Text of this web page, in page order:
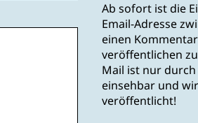
Ab sofort ist die
Email-Adresse
einen Kommentar
veröffentlichen
Mail ist nur
einsehbar und
veröffentlicht!